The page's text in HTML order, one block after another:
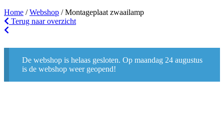
Home /Webshop /Montageplaat zwaailamp
Terug naar overzicht
De webshop is helaas gesloten. Op maandag 24 augustus
is de webshop weer geopend!